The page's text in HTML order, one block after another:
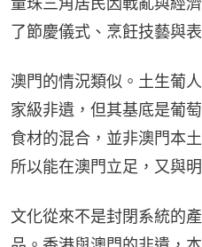
了節慶儀式、烹飪技藝與
澳門的情況類似。土生葡
家級非遺，但其基底是葡
食材的混合，並非澳門本
所以能在澳門立足，又與
文化從來不是封閉系統的